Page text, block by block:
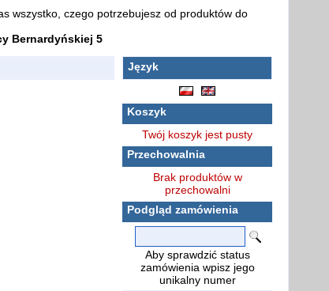
wszystko, czego potrzebujesz od produktów do
Bernardyńskiej 5
Język
Koszyk
Twój koszyk jest pusty
Przechowalnia
Brak produktów w
przechowalni
Podgląd zamówienia
Aby sprawdzić status
zamówienia wpisz jego
unikalny numer